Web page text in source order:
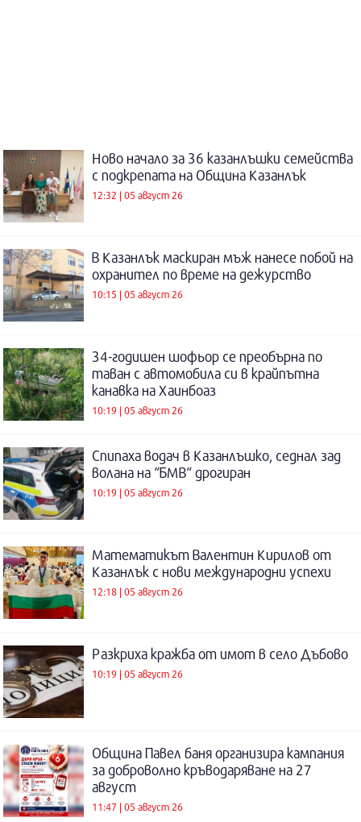
Ново начало за 36 казанлъшки семейства
с подкрепата на Община Казанлък
12:32 | 05 август 26
В Казанлък маскиран мъж нанесе побой на
охранител по време на дежурство
10:15 | 05 август 26
34-годишен шофьор се преобърна по
таван с автомобила си в крайпътна
канавка на Хаинбоаз
10:19 | 05 август 26
Спипаха водач в Казанлъшко, седнал зад
волана на “БМВ“ дрогиран
10:19 | 05 август 26
Математикът Валентин Кирилов от
Казанлък с нови международни успехи
12:18 | 05 август 26
Разкриха кражба от имот в село Дъбово
10:19 | 05 август 26
Община Павел баня организира кампания
за доброволно кръводаряване на 27
август
11:47 | 05 август 26